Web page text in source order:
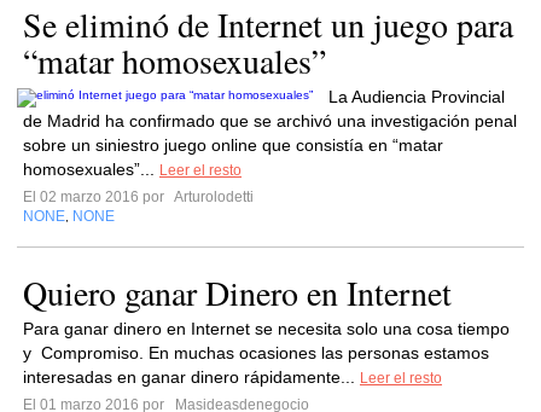
Se eliminó de Internet un juego para
“matar homosexuales”
La Audiencia Provincial
de Madrid ha confirmado que se archivó una investigación penal
sobre un siniestro juego online que consistía en “matar
homosexuales”...
Leer el resto
El 02 marzo 2016 por Arturolodetti
NONE NONE
Quiero ganar Dinero en Internet
Para ganar dinero en Internet se necesita solo una cosa tiempo
y Compromiso. En muchas ocasiones las personas estamos
interesadas en ganar dinero rápidamente...
Leer el resto
El 01 marzo 2016 por
Masideasdenegocio